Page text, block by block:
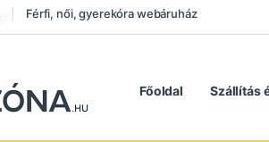
Férfi, női, gyerekóra webáruház
Főoldal Szállítás